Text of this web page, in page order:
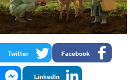
Facebook
Twitter
LinkedIn